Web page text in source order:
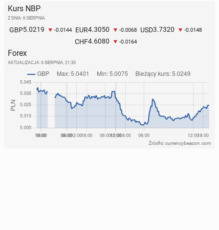
Kurs NBP
Z DNIA: 6 SIERPNIA
GBP5.0219 -0.0144 EUR4.3050 -0.0068 USD3.7320 -0.0148
CHF4.6080 -0.0164
Forex
AKTUALIZACJA: 6 SIERPNIA, 21:30
Źródło: currencybeacon.com